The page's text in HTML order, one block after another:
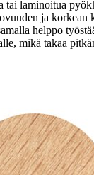
tai laminoitua
ja korkean
helppo
mikä takaa